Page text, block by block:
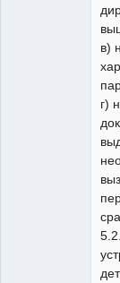
в)
г)